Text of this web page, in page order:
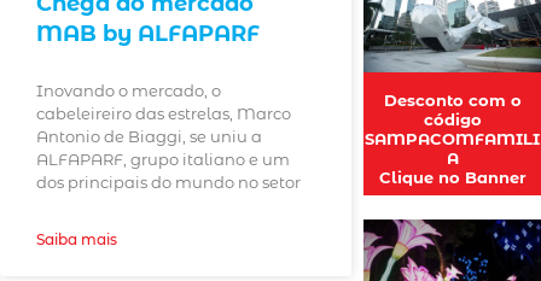
MAB by ALFAPARF
Inovando o mercado, o
cabeleireiro das estrelas, Marco
Antonio de Biaggi, se uniu a
ALFAPARF, grupo italiano e um
dos principais do mundo no setor
Saiba mais
Desconto com o
código
SAMPACOMFAMILI
A
Clique no Banner